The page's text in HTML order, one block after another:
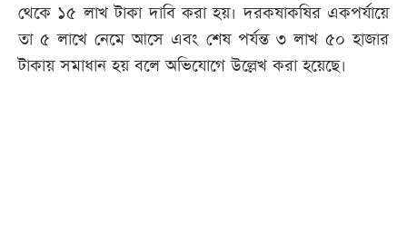
থেকে ১৫ লাখ টাকা দাবি করা হয়। দরকষাকষির একপর্যায়ে
তা ৫ লাখে নেমে আসে এবং শেষ পর্যন্ত ৩ লাখ ৫০ হাজার
টাকায় সমাধান হয় বলে অভিযোগে উল্লেখ করা হয়েছে।